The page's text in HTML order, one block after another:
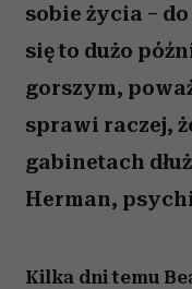
sobie życia –
się to dużo
gorszym,
sprawi raczej,
gabinetach
Herman,
Kilka dni temu